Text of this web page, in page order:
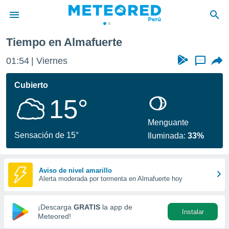
de
ha sido
que se
calidad.
a este
las
y
forma
digital
basada
Tiempo en Almafuerte
01:54 Viernes ...
Cubierto
15°
Sensación de 15°
Menguante
Iluminada:33%
Aviso de nivel amarillo
Alerta moderada por tormenta en Almafuerte hoy
¡Descarga GRATIS la app de
Meteored!
Instalar